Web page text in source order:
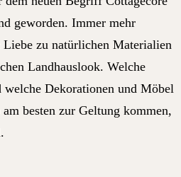
geworden. Immer mehr
Liebe zu natürlichen Materialien
Landhauslook. Welche
Dekorationen und Möbel
besten zur Geltung kommen,